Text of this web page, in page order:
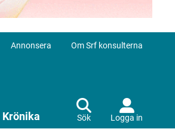
Annonsera Om Srf konsulterna
Krönika Sök Logga in